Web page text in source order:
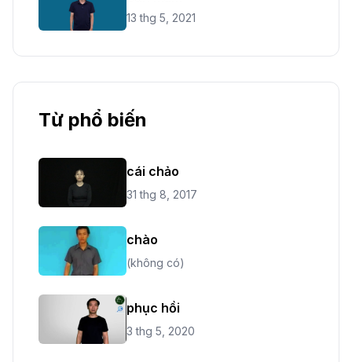
13 thg 5, 2021
Từ phổ biến
cái chảo
31 thg 8, 2017
chào
(không có)
phục hồi
3 thg 5, 2020